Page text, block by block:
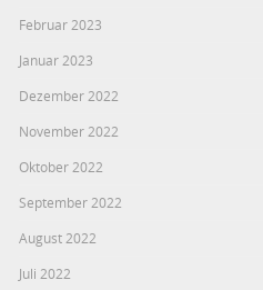
Februar 2023
Januar 2023
Dezember 2022
November 2022
Oktober 2022
September 2022
August 2022
Juli 2022